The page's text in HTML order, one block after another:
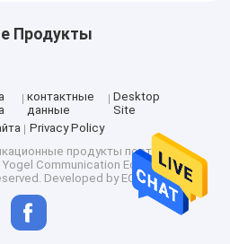
Продукты
контактные
данные
Desktop
Site
Privacy Policy
продукты поставщик.
Communication Equipment Co.,
Developed by ECER